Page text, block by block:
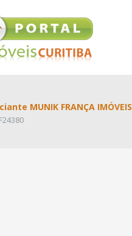
MUNIK FRANÇA IMÓVEIS